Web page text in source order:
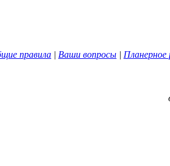
правила | Ваши вопросы | Планерное